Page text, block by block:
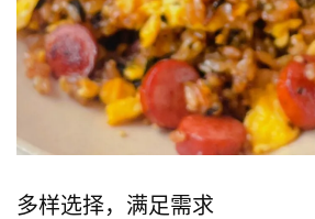
多样选择，满足需求